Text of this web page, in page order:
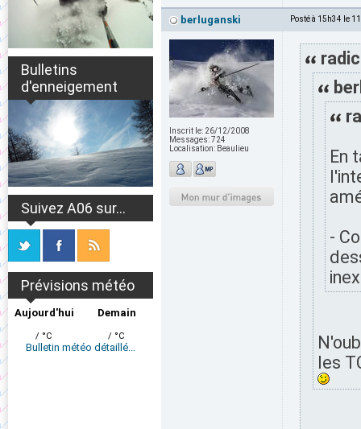
Bulletins
d'enneigement
Suivez A06 sur...
Prévisions météo
Aujourd'hui
/ °C
Demain
/ °C
Bulletin météo détaillé...
berluganski Posté à 15h34 le
Inscrit le: 26/12/2008
Messages:724
Localisation: Beaulieu
En
-
les